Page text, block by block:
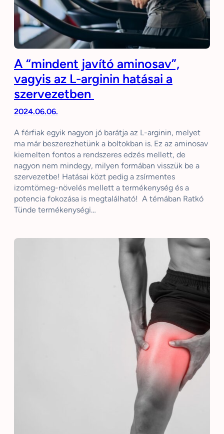
A “mindent javító aminosav”,
vagyis az L-arginin hatásai a
szervezetben
2024.06.06.
A férfiak egyik nagyon jó barátja az L-arginin, melyet
ma már beszerezhetünk a boltokban is. Ez az aminosav
kiemelten fontos a rendszeres edzés mellett, de
nagyon nem mindegy, milyen formában visszük be a
szervezetbe! Hatásai közt pedig a zsírmentes
izomtömeg-növelés mellett a termékenység és a
potencia fokozása is megtalálható! A témában Ratkó
Tünde termékenységi…